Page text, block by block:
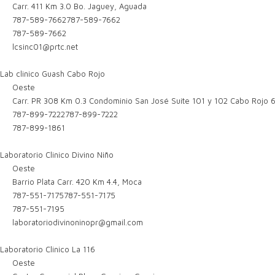
Carr. 411 Km 3.0 Bo. Jaguey, Aguada
787-589-7662787-589-7662
787-589-7662
lcsinc01@prtc.net
Lab clinico Guash Cabo Rojo
Oeste
Carr. PR 308 Km 0.3 Condominio San José Suite 101 y 102 Cabo Rojo
787-899-7222787-899-7222
787-899-1861
Laboratorio Clinico Divino Niño
Oeste
Barrio Plata Carr. 420 Km 4.4, Moca
787-551-7175787-551-7175
787-551-7195
laboratoriodivinoninopr@gmail.com
Laboratorio Clinico La 116
Oeste